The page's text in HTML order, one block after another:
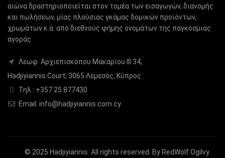
αιώνα δραστηριοποιείται στον τομέα των εισαγωγών, διανομής
και πωλήσεων, μίας πλούσιας γκάμας δομικών προϊόντων,
χρωμάτων κ.ά. από διεθνούς φήμης ονομάτων της παγκόσμιας
αγοράς.
Λεωφ. Αρχιεπισκόπου Μακαρίου ΙΙΙ 34,
Hadjiyiannis Court, 3065 Λεμεσός, Κύπρος
Τηλ.: +357 25 877430
Email: info@hadjiyiannis.com.cy
© 2025 Hadjiyiannis . All rights reserved. By RedWolf Ogilvy.